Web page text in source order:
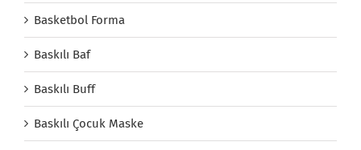
Basketbol Forma
Baskılı Baf
Baskılı Buff
Baskılı Çocuk Maske